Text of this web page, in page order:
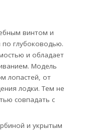
винтом и
глубоководью.
и обладает
Модель
лопастей, от
лодки. Тем не
совпадать с
и укрытым